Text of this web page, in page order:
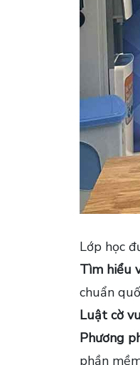
Lớp học
Tìm hiểu
chuẩn
Luật cờ
Phương
phần